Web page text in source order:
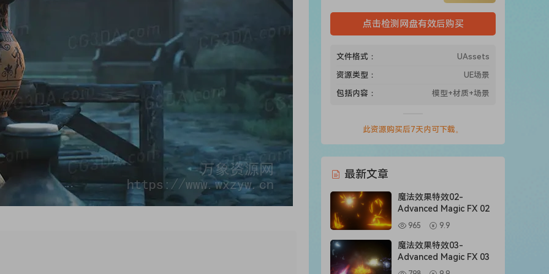
点击检测网盘有效后购买
文件格式：
UAssets
资源类型：
UE场景
包括内容：
模型+材质+场景
此资源购买后7天内可下载。
最新文章
魔法效果特效02-
Advanced Magic FX 02
965 9.9
魔法效果特效03-
Advanced Magic FX 03